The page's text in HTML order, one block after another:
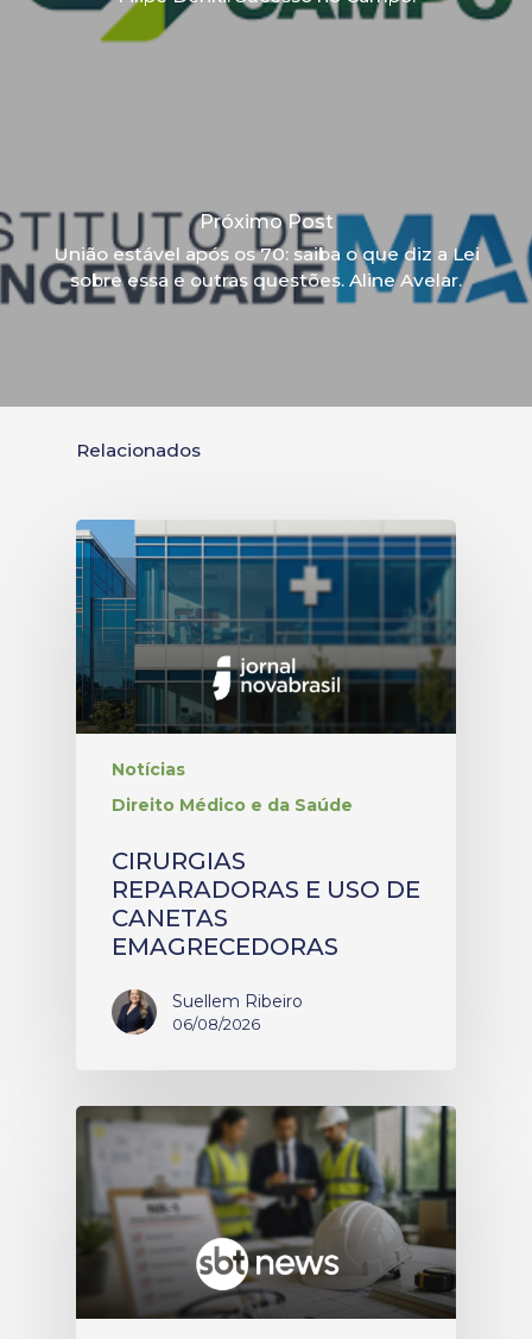
Próximo Post
União estável após os 70: saiba o que diz a Lei
sobre essa e outras questões. Aline Avelar.
Relacionados
Notícias
Direito Médico e da Saúde
CIRURGIAS
REPARADORAS E USO DE
CANETAS
EMAGRECEDORAS
Suellem Ribeiro
06/08/2026